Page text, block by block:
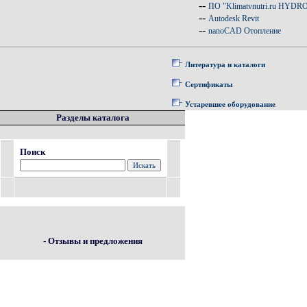
-- ПО "Klimatvnutri.ru
-- Autodesk Revit
-- nanoCAD Отопление
Литература и каталоги
Сертификаты
Устаревшее оборудование
Разделы каталога
Поиск
- Отзывы и предложения